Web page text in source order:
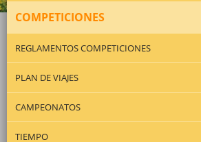
COMPETICIONES
REGLAMENTOS COMPETICIONES
PLAN DE VIAJES
CAMPEONATOS
TIEMPO